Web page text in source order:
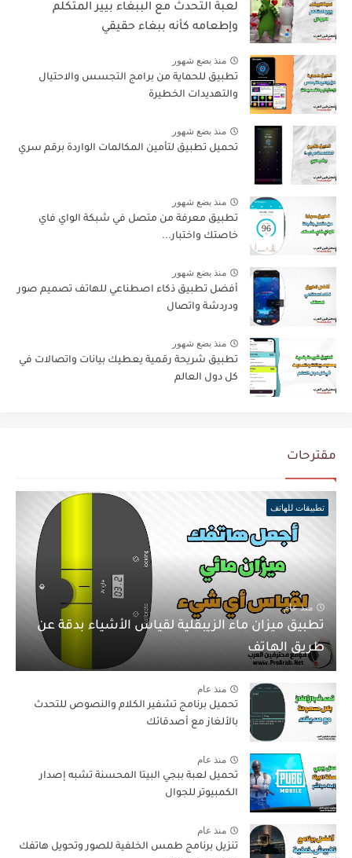
لعبة التحدث مع الببغاء بيير المتكلم
وإطعامه كأنه ببغاء حقيقي
منذ بضع شهور
تطبيق للحماية من برامج التجسس والاحتيال
والتهديدات الخطيرة
منذ بضع شهور
تحميل تطبيق لتأمين المكالمات الواردة برقم سري
منذ بضع شهور
تطبيق معرفة من متصل في شبكة الواي فاي
خاصتك واختبار...
منذ بضع شهور
أفضل تطبيق ذكاء اصطناعي للهاتف تصميم صور
ودردشة واتصال
منذ بضع شهور
تطبيق شريحة رقمية يعطيك بيانات واتصالات في
كل دول العالم
مقترحات
تطبيقات للهاتف
منذ عام
تطبيق ميزان ماء الزيبقلية لقياس الأشياء بدقة عن
طريق الهاتف
منذ عام
تحميل برنامج تشفير الكلام والنصوص للتحدث
بالألغاز مع أصدقائك
منذ عام
تحميل لعبة ببجي البيتا المحسنة تشبه إصدار
الكمبيوتر للجوال
منذ عام
تنزيل برنامج طمس الخلفية للصور وتحويل هاتفك